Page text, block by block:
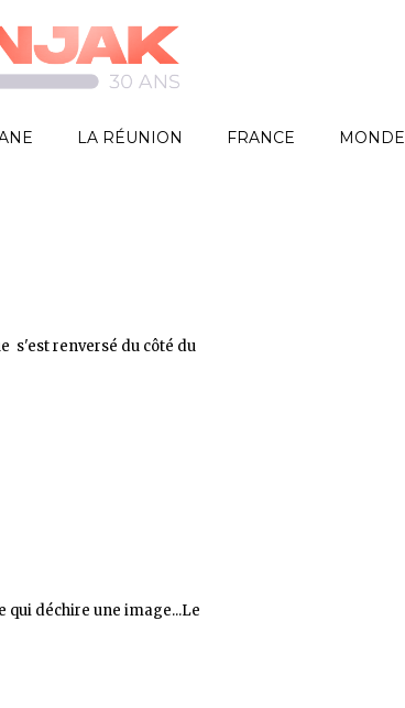
LA RÉUNION FRANCE MONDE
s'est renversé du côté du
qui déchire une image...Le